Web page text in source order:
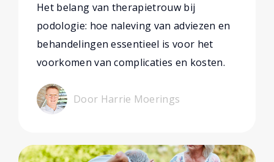
Het belang van therapietrouw bij
podologie: hoe naleving van adviezen en
behandelingen essentieel is voor het
voorkomen van complicaties en kosten.
Door Harrie Moerings